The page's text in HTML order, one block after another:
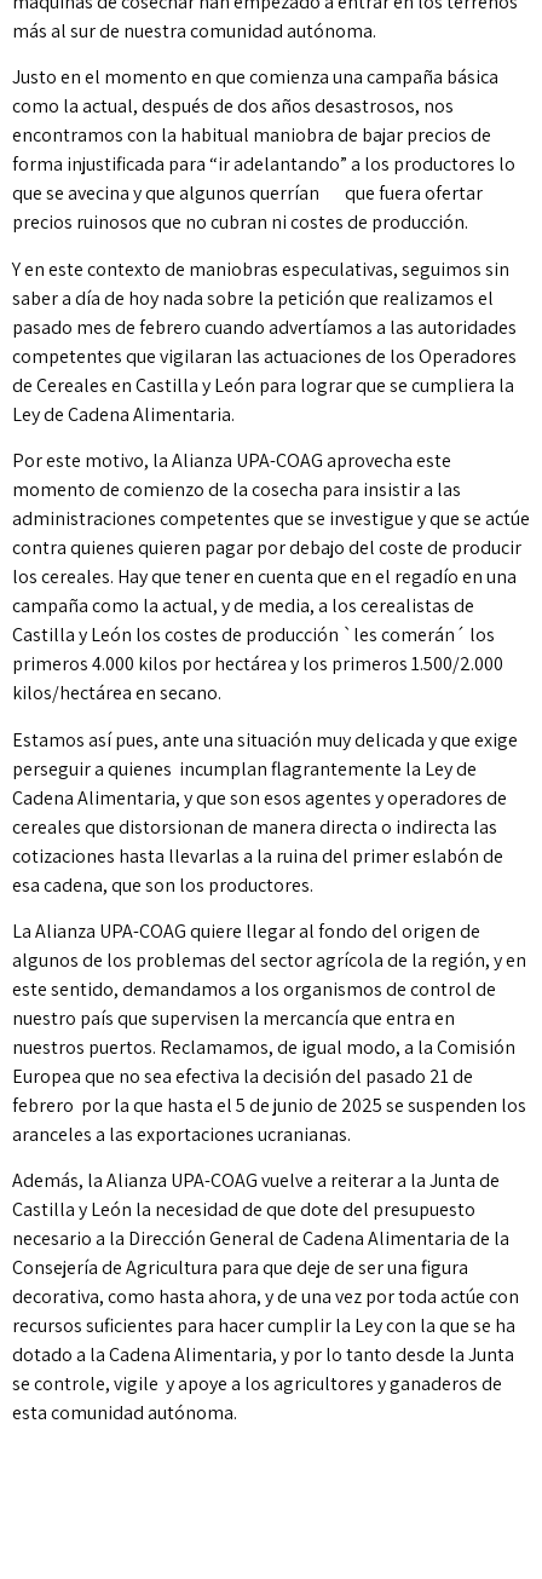
más al sur de nuestra comunidad autónoma.
Justo en el momento en que comienza una campaña básica
como la actual, después de dos años desastrosos, nos
encontramos con la habitual maniobra de bajar precios de
forma injustificada para “ir adelantando” a los productores lo
que se avecina y que algunos querrían que fuera ofertar
precios ruinosos que no cubran ni costes de producción.
Y en este contexto de maniobras especulativas, seguimos sin
saber a día de hoy nada sobre la petición que realizamos el
pasado mes de febrero cuando advertíamos a las autoridades
competentes que vigilaran las actuaciones de los Operadores
de Cereales en Castilla y León para lograr que se cumpliera la
Ley de Cadena Alimentaria.
Por este motivo, la Alianza UPA-COAG aprovecha este
momento de comienzo de la cosecha para insistir a las
administraciones competentes que se investigue y que se actúe
contra quienes quieren pagar por debajo del coste de producir
los cereales. Hay que tener en cuenta que en el regadío en una
campaña como la actual, y de media, a los cerealistas de
Castilla y León los costes de producción `les comerán´ los
primeros 4.000 kilos por hectárea y los primeros 1.500/2.000
kilos/hectárea en secano.
Estamos así pues, ante una situación muy delicada y que exige
perseguir a quienes incumplan flagrantemente la Ley de
Cadena Alimentaria, y que son esos agentes y operadores de
cereales que distorsionan de manera directa o indirecta las
cotizaciones hasta llevarlas a la ruina del primer eslabón de
esa cadena, que son los productores.
La Alianza UPA-COAG quiere llegar al fondo del origen de
algunos de los problemas del sector agrícola de la región, y en
este sentido, demandamos a los organismos de control de
nuestro país que supervisen la mercancía que entra en
nuestros puertos. Reclamamos, de igual modo, a la Comisión
Europea que no sea efectiva la decisión del pasado 21 de
febrero por la que hasta el 5 de junio de 2025 se suspenden los
aranceles a las exportaciones ucranianas.
Además, la Alianza UPA-COAG vuelve a reiterar a la Junta de
Castilla y León la necesidad de que dote del presupuesto
necesario a la Dirección General de Cadena Alimentaria de la
Consejería de Agricultura para que deje de ser una figura
decorativa, como hasta ahora, y de una vez por toda actúe con
recursos suficientes para hacer cumplir la Ley con la que se ha
dotado a la Cadena Alimentaria, y por lo tanto desde la Junta
se controle, vigile y apoye a los agricultores y ganaderos de
esta comunidad autónoma.